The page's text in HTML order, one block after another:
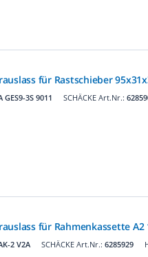
für Rastschieber
SCHÄCKE Art.Nr.:
GES9-3S 9011
für Rahmenkassette A2
SCHÄCKE Art.Nr.: 6285929
2 V2A